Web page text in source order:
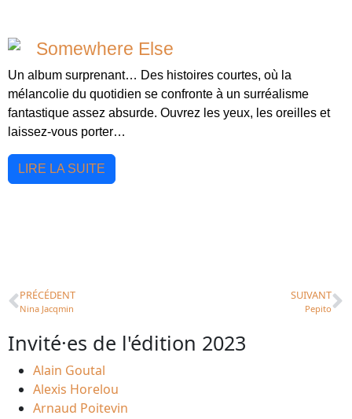
Somewhere Else
Un album surprenant… Des histoires courtes, où la
mélancolie du quotidien se confronte à un surréalisme
fantastique assez absurde. Ouvrez les yeux, les oreilles et
laissez-vous porter…
LIRE LA SUITE
PRÉCÉDENT
Nina Jacqmin
SUIVANT
Pepito
Invité·es de l'édition 2023
Alain Goutal
Alexis Horelou
Arnaud Poitevin